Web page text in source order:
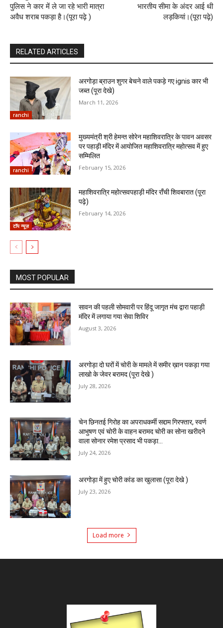
पुलिस ने कार में ले जा रहे भारी मात्रा
अवैध शराब पकड़ा है।(पूरा पढ़े )
भारतीय सीमा के अंदर आई थी
लड़कियां।(पूरा पढ़े)
RELATED ARTICLES
ranchi
अरगोड़ा ब्राउन शुगर बेचने वाले पकड़े गए ignis कार भी
जब्त (पूरा देखे)
March 11, 2026
ranchi
मुख्यमंत्री श्री हेमन्त सोरेन महाशिवरात्रि के पावन अवसर
पर पहाड़ी मंदिर में आयोजित महाशिवरात्रि महोत्सव में हुए
सम्मिलित
February 15, 2026
टॉप न्यूज़
महाशिवरात्रि महोत्सवपहाड़ी मंदिर राँची शिवबारात (पूरा
पढ़े)
February 14, 2026
MOST POPULAR
सावन की पहली सोमवारी पर हिंदू जागृत मंच द्वारा पहाड़ी
मंदिर में लगाया गया सेवा शिविर
August 3, 2026
अरगोड़ा दो घरों में चोरी के मामले में समीर ख़ान पकड़ा गया
लाखो के जेवर बरामद (पूरा देखे )
July 28, 2026
चेन छिनतई गिरोह का अपराधकर्मी सद्दाम गिरफ्तार, स्वर्ण
आभुषण एवं चोरी के वाहन बरामद चोरी का सोना खरीदने
वाला सोनार रमेश प्रसाद भी पकड़ा...
July 24, 2026
अरगोड़ा में हुए चोरी कांड का खुलासा (पूरा देखे )
July 23, 2026
Load more